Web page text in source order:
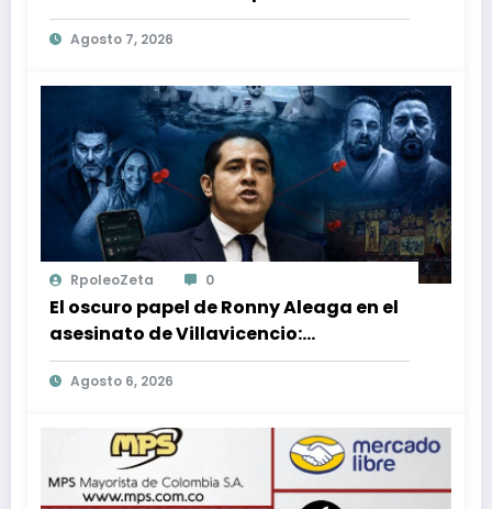
Búsqueda de Libertad y Estabilidad
en Venezuela
Agosto 7, 2026
RpoleoZeta 0
El oscuro papel de Ronny Aleaga en el
asesinato de Villavicencio:
conexiones con Jordán y Christiansen
reveladas
Agosto 6, 2026